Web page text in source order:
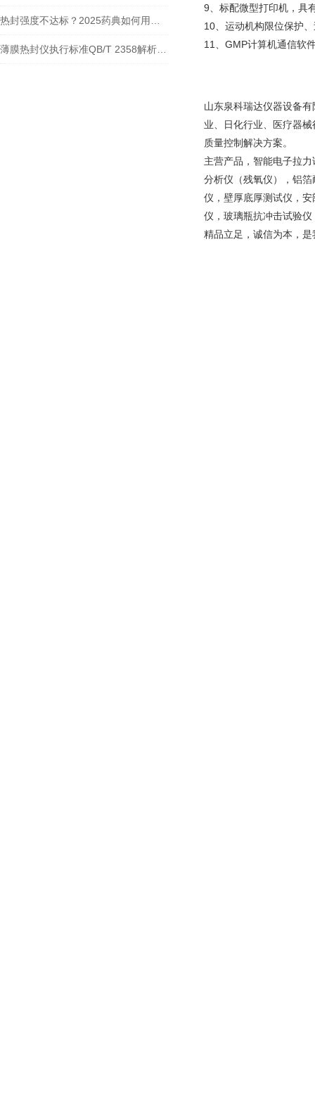
9、标配微型打印机，具
10、运动机构限位保护
11、GMP计算机通信软
山东泉科瑞达仪器设备
业、日化行业、医疗器
质量控制解决方案。
主营产品，智能电子拉
分析仪（残氧仪），铝
仪，壁厚底厚测试仪，
仪，玻璃瓶抗冲击试验
精品立足，诚信为本，